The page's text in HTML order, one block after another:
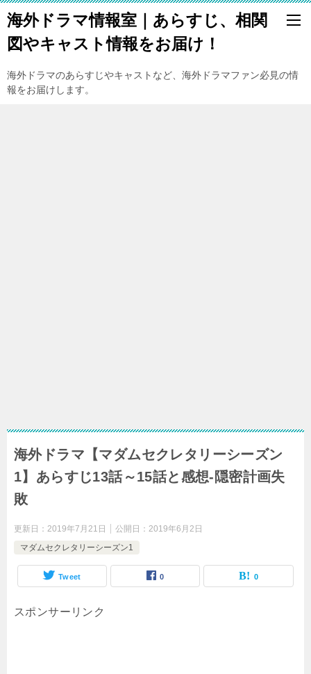
海外ドラマ情報室｜あらすじ、相関
図やキャスト情報をお届け！
海外ドラマのあらすじやキャストなど、海外ドラマファン必見の情
報をお届けします。
海外ドラマ【マダムセクレタリーシーズン
1】あらすじ13話～15話と感想-隠密計画失
敗
更新日： 2019年7月21日 公開日： 2019年6月2日
マダムセクレタリーシーズン1
Tweet 0 0
スポンサーリンク